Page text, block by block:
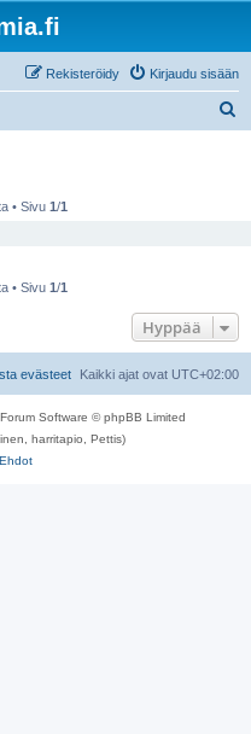
Kirjaudu sisään
Rekisteröidy
• Sivu 1/1
• Sivu 1/1
Hyppää
Kaikki ajat ovat UTC+02:00
evästeet
Software © phpBB Limited
harritapio, Pettis)
Ehdot